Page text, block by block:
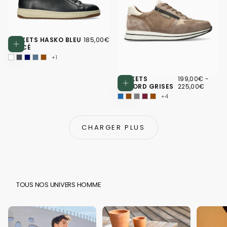
Choisissez des options
BASKETS HASKO BLEU
FONCÉ
185,00€
PRIX
185,00€
+1
Choisissez
BASKETS
GILFORD GRISES
199,00€
PRIX
MINIMUM
199,00€ -
225,00€
+4
CHARGER PLUS
TOUS NOS UNIVERS HOMME